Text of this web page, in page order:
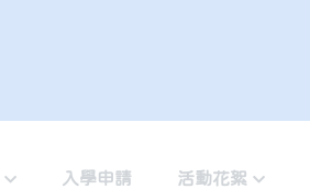
入學申請 活動花絮